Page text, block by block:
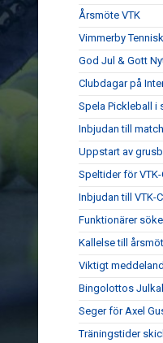
Årsmöte VTK
Vimmerby
God Jul & Gott
Clubdagar på
Spela Pickleball i
Inbjudan till
Uppstart av
Speltider för VTK-
Inbjudan till VTK-
Funktionärer
Kallelse till
Viktigt
Bingolottos
Seger för Axel
Träningstider